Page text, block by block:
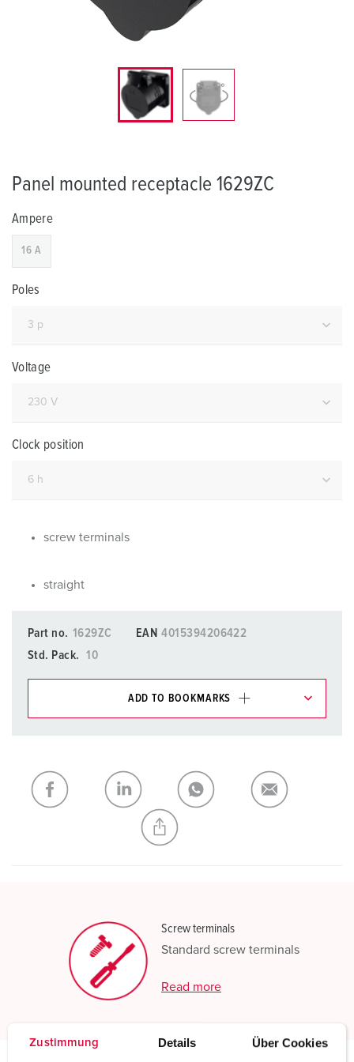
Zustimmung Details Über Cookies
Panel mounted receptacle 1629ZC
Ampere
16 A
Poles
Voltage
Clock position
screw terminals
straight
Part no. 1629ZC EAN 4015394206422
Std. Pack.
10
ADD TO BOOKMARKS
My list ADD
CREATE A NEW LIST
Screw terminals
Standard screw terminals
Read more